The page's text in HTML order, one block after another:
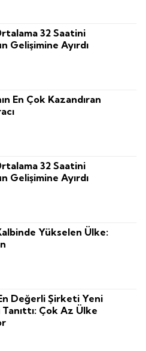
32 Saatini
Gelişimine Ayırdı
En Çok Kazandıran
32 Saatini
Gelişimine Ayırdı
Yükselen Ülke:
Değerli Şirketi Yeni
Çok Az Ülke